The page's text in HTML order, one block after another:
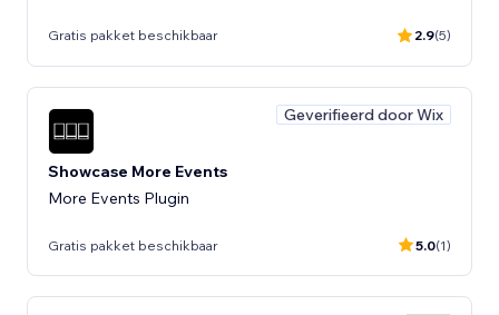
Gratis pakket beschikbaar 2.9(5)
Geverifieerd door Wix
Showcase More Events
More Events Plugin
Gratis pakket beschikbaar 5.0(1)